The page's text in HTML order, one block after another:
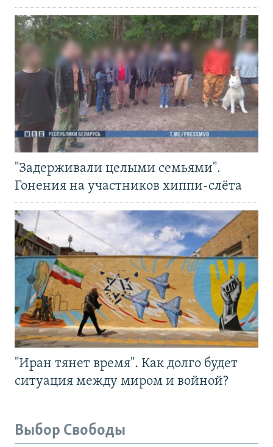
"Задерживали целыми семьями".
Гонения на участников хиппи-слёта
"Иран тянет время". Как долго будет
ситуация между миром и войной?
Выбор Свободы